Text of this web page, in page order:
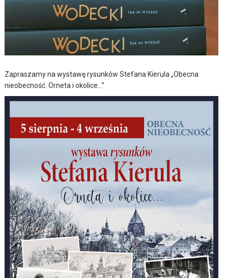
Zapraszamy na wystawę rysunków Stefana Kierula „Obecna
nieobecność. Orneta i okolice…”